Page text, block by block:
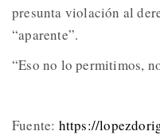
presunta violación al
“aparente”.
“Eso no lo permitimos,
Fuente: https://